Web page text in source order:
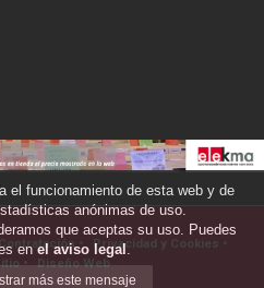
• Privacidad y Cookies •
• Diseño Web
el funcionamiento de esta web y de
anónimas de uso.
que aceptas su uso. Puedes
enel aviso legal.